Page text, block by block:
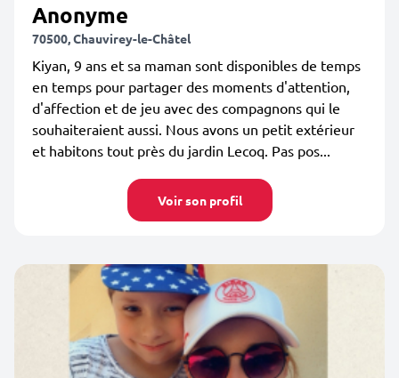
Anonyme
70500, Chauvirey-le-Châtel
Kiyan, 9 ans et sa maman sont disponibles de temps
en temps pour partager des moments d'attention,
d'affection et de jeu avec des compagnons qui le
souhaiteraient aussi. Nous avons un petit extérieur
et habitons tout près du jardin Lecoq. Pas pos...
Voir son profil